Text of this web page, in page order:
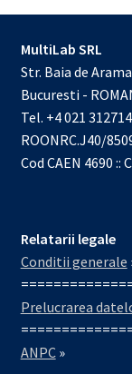
MultiLab SRL
Str. Baia de
Bucuresti -
Tel. +4 021
ROONRC.J40/
Cod CAEN 4690
Relatarii legale
Conditii generale
Prelucrarea
ANPC»